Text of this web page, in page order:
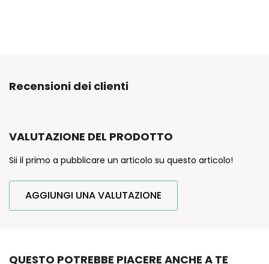
Recensioni dei clienti
VALUTAZIONE DEL PRODOTTO
Sii il primo a pubblicare un articolo su questo articolo!
AGGIUNGI UNA VALUTAZIONE
QUESTO POTREBBE PIACERE ANCHE A TE